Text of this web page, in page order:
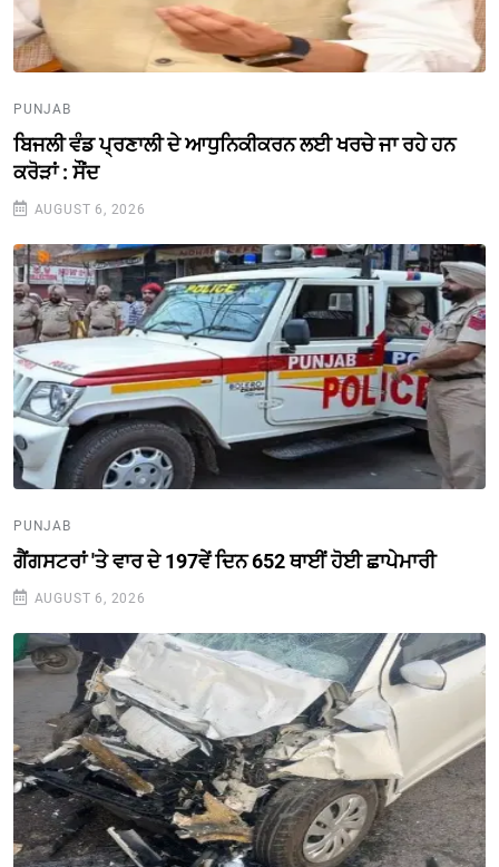
PUNJAB
ਬਿਜਲੀ ਵੰਡ ਪ੍ਰਣਾਲੀ ਦੇ ਆਧੁਨਿਕੀਕਰਨ ਲਈ ਖਰਚੇ ਜਾ ਰਹੇ ਹਨ
ਕਰੋੜਾਂ : ਸੌਂਦ
AUGUST 6, 2026
PUNJAB
ਗੈਂਗਸਟਰਾਂ 'ਤੇ ਵਾਰ ਦੇ 197ਵੇਂ ਦਿਨ 652 ਥਾਈਂ ਹੋਈ ਛਾਪੇਮਾਰੀ
AUGUST 6, 2026